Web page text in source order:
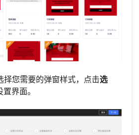
择您需要的弹窗样式，点击选
界面。